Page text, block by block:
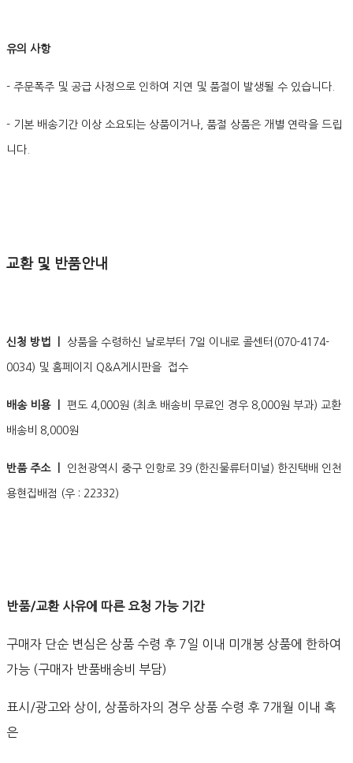
유의 사항
- 주문폭주 및 공급 사정으로 인하여 지연 및 품절이 발생될 수 있습니다.
- 기본 배송기간 이상 소요되는 상품이거나, 품절 상품은 개별 연락을 드립
니다.
교환 및 반품안내
신청 방법 ㅣ 상품을 수령하신 날로부터 7일 이내로 콜센터(070-4174-
0034) 및 홈페이지 Q&A게시판을 접수
배송 비용 ㅣ 편도 4,000원 (최초 배송비 무료인 경우 8,000원 부과) 교환
배송비 8,000원
반품 주소 ㅣ 인천광역시 중구 인항로 39 (한진물류터미널) 한진택배 인천
용현집배점 (우 : 22332)
반품/교환 사유에 따른 요청 가능 기간
구매자 단순 변심은 상품 수령 후 7일 이내 미개봉 상품에 한하여
가능 (구매자 반품배송비 부담)
표시/광고와 상이, 상품하자의 경우 상품 수령 후 7개월 이내 혹
은